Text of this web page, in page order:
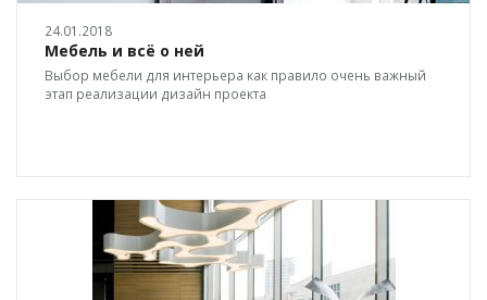
24.01.2018
Мебель и всё о ней
Выбор мебели для интерьера как правило очень важный
этап реализации дизайн проекта